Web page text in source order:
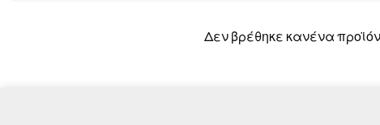
Δεν βρέθηκε κανένα